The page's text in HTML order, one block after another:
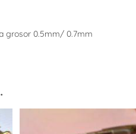
grosor 0.5mm/ 0.7mm